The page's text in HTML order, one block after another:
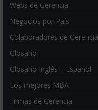
Webs de Gerencia
Negocios por País
Colaboradores de Gerencia
Glosario
Glosario Inglés – Español
Los mejores MBA
Firmas de Gerencia